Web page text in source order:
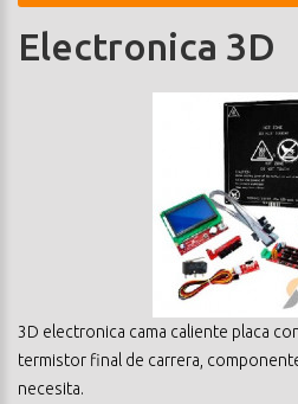
Electronica 3D
3D electronica cama caliente placa
termistor final de carrera,
necesita.